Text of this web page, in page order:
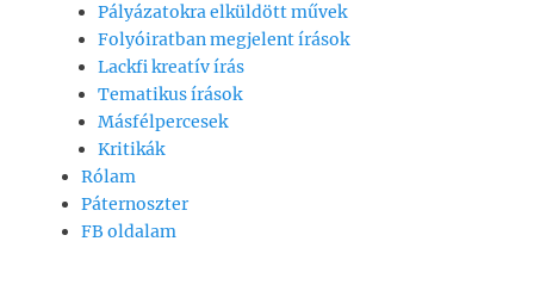
Pályázatokra elküldött művek
Folyóiratban megjelent írások
Lackfi kreatív írás
Tematikus írások
Másfélpercesek
Kritikák
Rólam
Páternoszter
FB oldalam